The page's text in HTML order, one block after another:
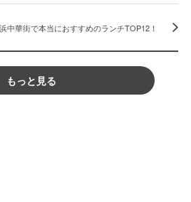
中華街で本当におすすめのランチTOP12！
もっと見る